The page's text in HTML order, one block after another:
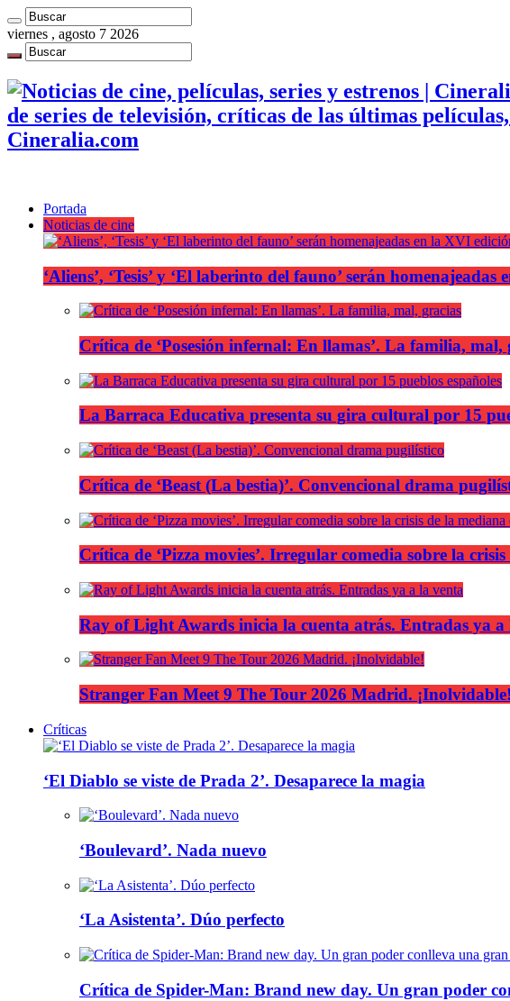
viernes , agosto 7 2026
de series de televisión, críticas de las últimas
Cineralia.com
Portada
Noticias de cine
‘Aliens’, ‘Tesis’ y ‘El laberinto del fauno’ serán
Crítica de ‘Posesión infernal: En llamas’. La familia, mal,
La Barraca Educativa presenta su gira cultural por 15
Crítica de ‘Beast (La bestia)’. Convencional drama
Crítica de ‘Pizza movies’. Irregular comedia sobre la
Ray of Light Awards inicia la cuenta atrás. Entradas ya a
Stranger Fan Meet 9 The Tour 2026 Madrid. ¡Inolvidable!
Críticas
‘El Diablo se viste de Prada 2’. Desaparece la magia
‘Boulevard’. Nada nuevo
‘La Asistenta’. Dúo perfecto
Crítica de Spider-Man: Brand new day. Un gran poder